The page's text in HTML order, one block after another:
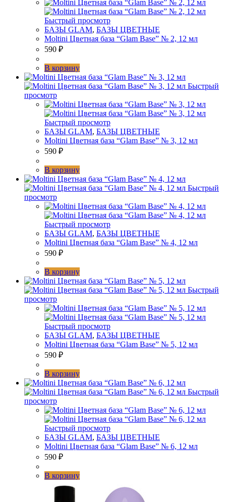
Быстрый просмотр
БАЗЫ GLAM, БАЗЫ ЦВЕТНЫЕ
Moltini Цветная база “Glam Base” № 2, 12 мл
590 ₽
В корзину
Быстрый
просмотр
Быстрый просмотр
БАЗЫ GLAM, БАЗЫ ЦВЕТНЫЕ
Moltini Цветная база “Glam Base” № 3, 12 мл
590 ₽
В корзину
Быстрый
просмотр
Быстрый просмотр
БАЗЫ GLAM, БАЗЫ ЦВЕТНЫЕ
Moltini Цветная база “Glam Base” № 4, 12 мл
590 ₽
В корзину
Быстрый
просмотр
Быстрый просмотр
БАЗЫ GLAM, БАЗЫ ЦВЕТНЫЕ
Moltini Цветная база “Glam Base” № 5, 12 мл
590 ₽
В корзину
Быстрый
просмотр
Быстрый просмотр
БАЗЫ GLAM, БАЗЫ ЦВЕТНЫЕ
Moltini Цветная база “Glam Base” № 6, 12 мл
590 ₽
В корзину